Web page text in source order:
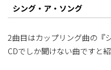
シング・ア・ソング
2曲目はカップリング曲の『
CDでしか聞けない曲ですと